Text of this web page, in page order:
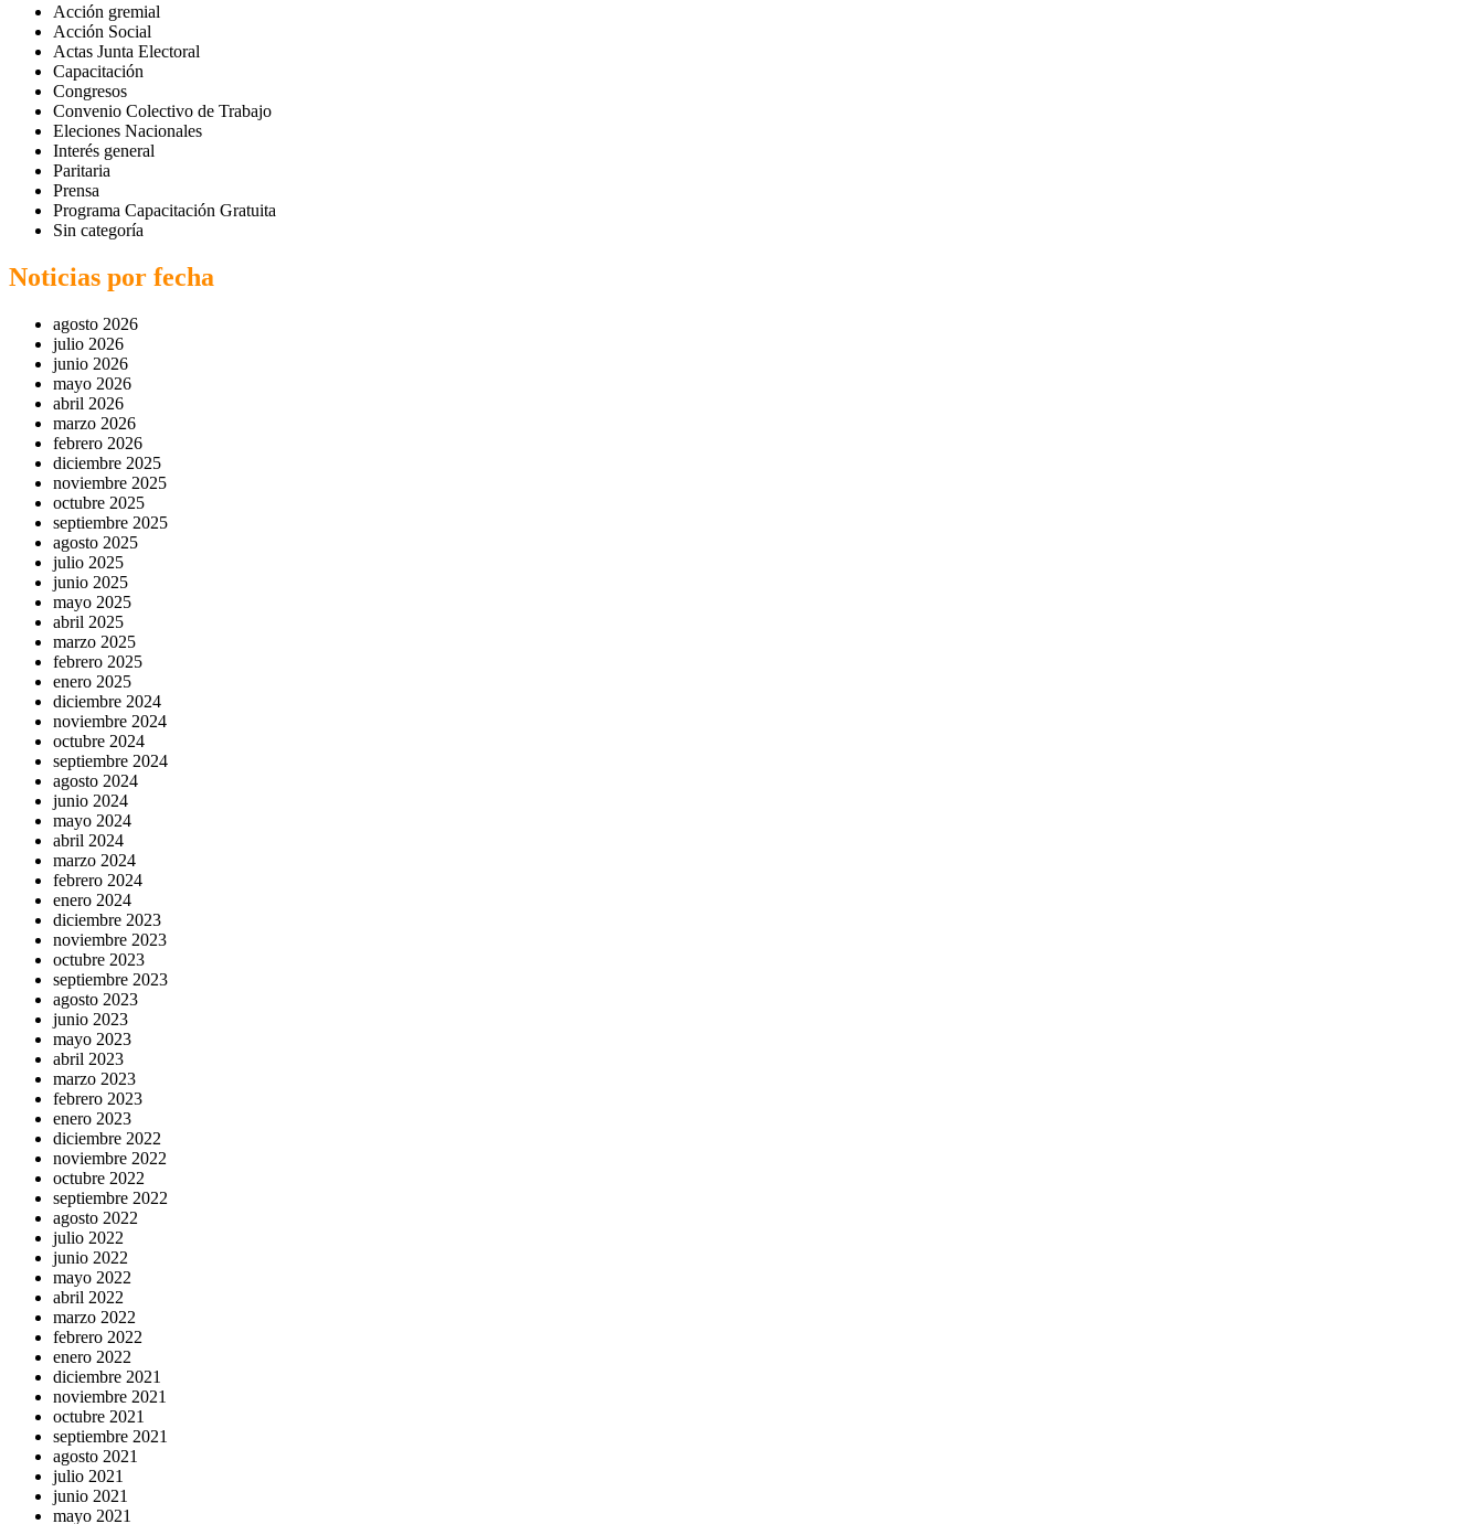
Acción gremial
Acción Social
Actas Junta Electoral
Capacitación
Congresos
Convenio Colectivo de Trabajo
Eleciones Nacionales
Interés general
Paritaria
Prensa
Programa Capacitación Gratuita
Sin categoría
Noticias por fecha
agosto 2026
julio 2026
junio 2026
mayo 2026
abril 2026
marzo 2026
febrero 2026
diciembre 2025
noviembre 2025
octubre 2025
septiembre 2025
agosto 2025
julio 2025
junio 2025
mayo 2025
abril 2025
marzo 2025
febrero 2025
enero 2025
diciembre 2024
noviembre 2024
octubre 2024
septiembre 2024
agosto 2024
junio 2024
mayo 2024
abril 2024
marzo 2024
febrero 2024
enero 2024
diciembre 2023
noviembre 2023
octubre 2023
septiembre 2023
agosto 2023
junio 2023
mayo 2023
abril 2023
marzo 2023
febrero 2023
enero 2023
diciembre 2022
noviembre 2022
octubre 2022
septiembre 2022
agosto 2022
julio 2022
junio 2022
mayo 2022
abril 2022
marzo 2022
febrero 2022
enero 2022
diciembre 2021
noviembre 2021
octubre 2021
septiembre 2021
agosto 2021
julio 2021
junio 2021
mayo 2021